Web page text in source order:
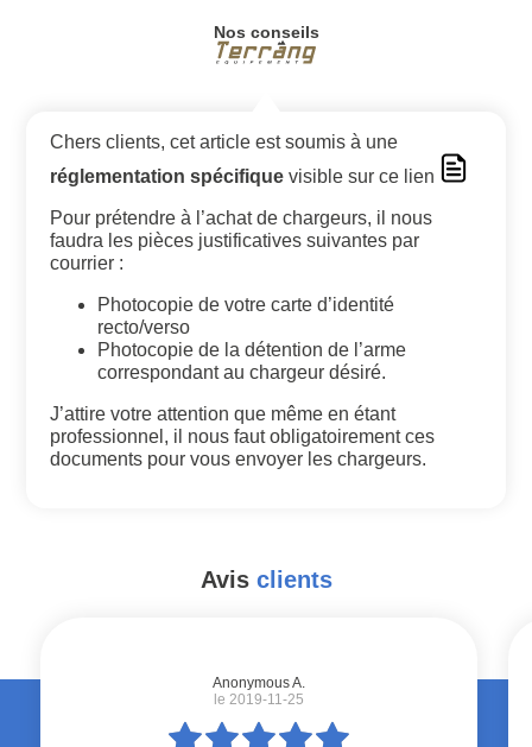
Nos conseils
Chers clients, cet article est soumis à une
réglementation spécifique visible sur ce lien
Pour prétendre à l’achat de chargeurs, il nous
faudra les pièces justificatives suivantes par
courrier :
Photocopie de votre carte d’identité
recto/verso
Photocopie de la détention de l’arme
correspondant au chargeur désiré.
J’attire votre attention que même en étant
professionnel, il nous faut obligatoirement ces
documents pour vous envoyer les chargeurs.
Avis clients
Anonymous A.
le 2019-11-25